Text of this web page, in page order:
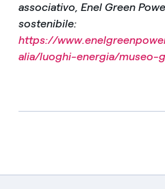
associativo, Enel Green
sostenibile:
https://
alia/luoghi-energia/museo-